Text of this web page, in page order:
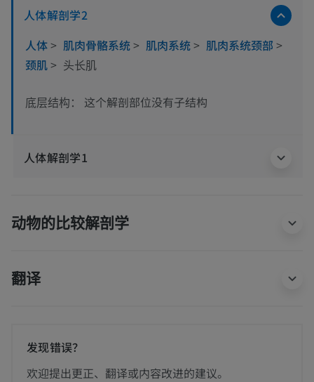
人体解剖学2
人体> 肌肉骨骼系统> 肌肉系统> 肌肉系统颈部 >
颈肌> 头长肌
底层结构： 这个解剖部位没有子结构
人体解剖学1
动物的比较解剖学
翻译
发现错误？
欢迎提出更正、翻译或内容改进的建议。